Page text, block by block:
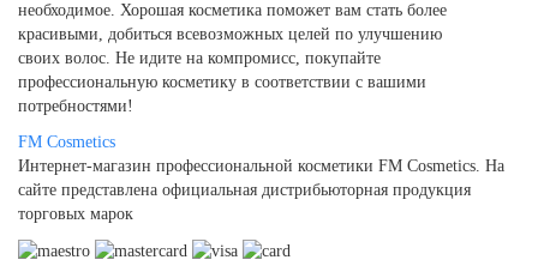
необходимое. Хорошая косметика поможет вам стать более
красивыми, добиться всевозможных целей по улучшению
своих волос. Не идите на компромисс, покупайте
профессиональную косметику в соответствии с вашими
потребностями!
FM Cosmetics
Интернет-магазин профессиональной косметики FM Cosmetics. На
сайте представлена официальная дистрибьюторная продукция
торговых марок